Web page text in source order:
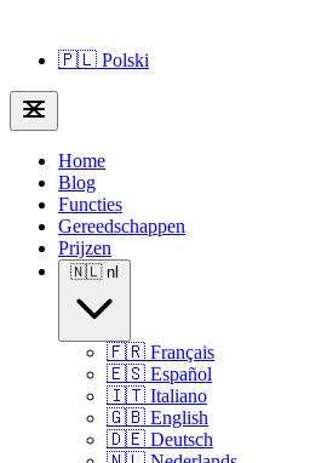
🇵🇱 Polski
Home
Blog
Functies
Gereedschappen
Prijzen
🇳🇱 nl
🇫🇷 Français
🇪🇸 Español
🇮🇹 Italiano
🇬🇧 English
🇩🇪 Deutsch